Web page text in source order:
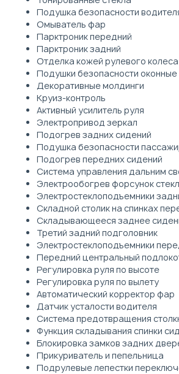
Подушка безопасности
Омыватель фар
Парктроник передний
Парктроник задний
Отделка кожей рулевого колеса
Подушки безопасности
Декоративные молдинги
Круиз-контроль
Активный усилитель руля
Электропривод зеркал
Подогрев задних сидений
Подушка безопасности
Подогрев передних сидений
Система управления дальним
Электрообогрев форсунок
Электростеклоподъемники
Складной столик на спинках
Складывающееся заднее
Третий задний подголовник
Электростеклоподъемники
Передний центральный
Регулировка руля по высоте
Регулировка руля по вылету
Автоматический корректор фар
Датчик усталости водителя
Система предотвращения
Функция складывания спинки
Блокировка замков задних
Прикуриватель и пепельница
Подрулевые лепестки